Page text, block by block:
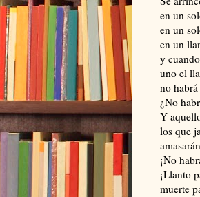
en un
en un
en un
y
uno el
no
¿No
Y
los que
¡No
¡Llanto
muerte